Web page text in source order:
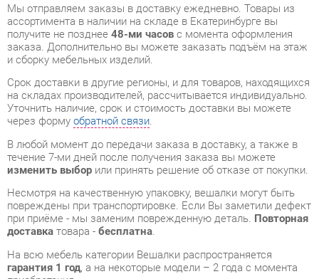
Срок доставки в другие регионы, и для товаров, находящихся
на складах производителей, рассчитывается индивидуально.
Уточнить наличие, срок и стоимость доставки вы можете
через формуобратной связи.
течение 7-ми дней после получения заказа вы можете
изменить выборили принять решение об отказе от покупки.
Несмотря на качественную упаковку, вешалки могут быть
при приёме - мы заменим поврежденную деталь.Повторная
доставкатовара -бесплатна.
гарантия 1 год, а на некоторые модели – 2 года с момента
приобретения.
Вешалка напольная Мебелик Д 6 Металлик/ средне-
коричневый - это качественное изделие производства
Мебелик, соответствующее современному
государственному стандарту.